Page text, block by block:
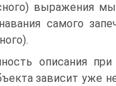
выражения
самого
описания
зависит уже